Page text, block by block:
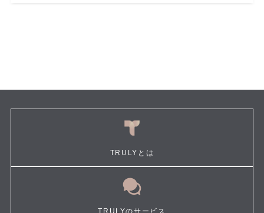
TRULYとは
TRULYのサービス